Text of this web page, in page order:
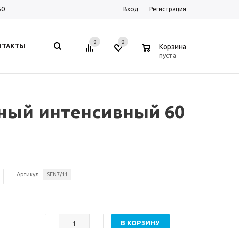
Вход Регистрация
0 0
Корзина
пуста
интенсивный 60
Артикул SEN7/11
В КОРЗИНУ